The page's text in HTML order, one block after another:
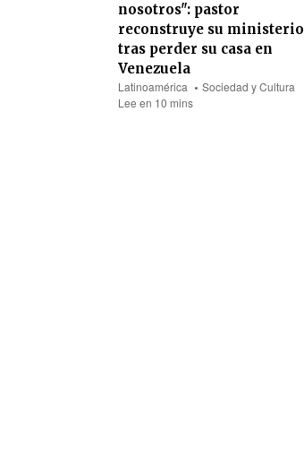
nosotros": pastor
reconstruye su ministerio
tras perder su casa en
Venezuela
Latinoamérica
Sociedad y Cultura
Lee en 10 mins